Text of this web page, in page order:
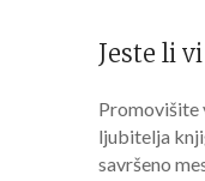
Jeste li
Promovišite
ljubitelja
savršeno